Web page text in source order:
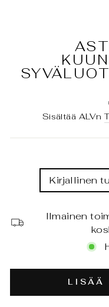
Sisältää ALVn
Kirjallinen
Ilmainen
LISÄÄ